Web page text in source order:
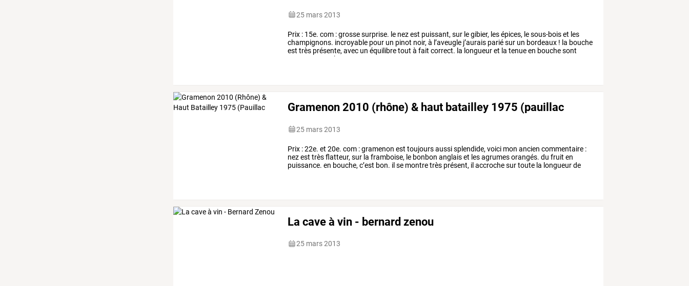
25 mars 2013
Prix : 15e. com :grossesurprise. le nezest puissant, sur legibier, lesépices, lesous-boiset les
champignons. incroyable pour un pinot noir, à l’aveugle j’aurais pariésur un bordeaux ! la bouche
est très présente, avec un équilibretout à fait correct. la longueuret la tenueen bouchesont
bon,
Gramenon 2010 (rhône) & haut batailley 1975 (pauillac
25 mars 2013
Prix :22e. et 20e. com :gramenon est toujoursaussisplendide, voici mon ancien commentaire :
nezest trèsflatteur, sur la framboise, le bonbon anglaiset lesagrumesorangés. du fruit en
puissance. en bouche, c’est bon. il se montretrès présent, il accrochesurtoute la longueurde
La cave à vin - bernard zenou
25 mars 2013